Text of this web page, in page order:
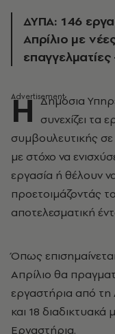
ΔΥΠΑ: 146
Απρίλιο με
Η Δημόσια
συνεχίζει τα
συμβουλευτικής
με στόχο να
εργασία ή θέλουν
προετοιμάζοντάς
αποτελεσματική
Όπως
Απρίλιο θα
εργαστήρια από τη
και 18
Εργαστήρια.